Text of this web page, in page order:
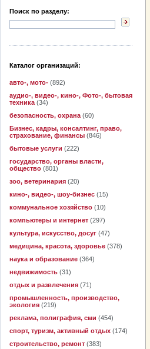
Поиск по разделу:
Каталог организаций:
авто-, мото- (892)
аудио-, видео-, кино-, Фото-, бытовая
техника (34)
безопасность, охрана (60)
Бизнес, кадры, консалтинг, право,
страхование, финансы (846)
бытовые услуги (222)
государство, органы власти,
общество (801)
зоо, ветеринария (20)
кино-, видео-, шоу-бизнес (15)
коммунальное хозяйство (10)
компьютеры и интернет (297)
культура, искусство, досуг (47)
медицина, красота, здоровье (378)
наука и образование (364)
недвижимость (31)
отдых и развлечения (71)
промышленность, производство,
экология (219)
реклама, полиграфия, сми (454)
спорт, туризм, активный отдых (174)
строительство, ремонт (383)